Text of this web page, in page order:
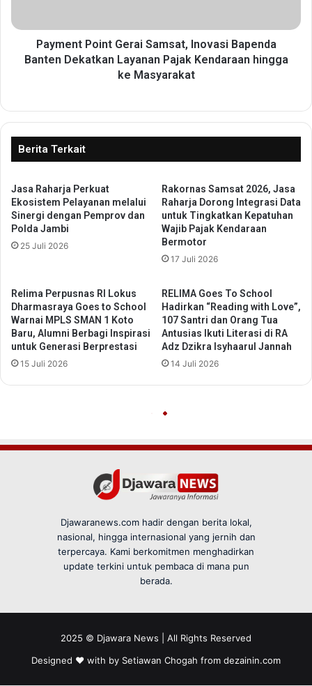
Djawaranews.com hadir dengan berita lokal,
nasional, hingga internasional yang jernih dan
terpercaya. Kami berkomitmen menghadirkan
update terkini untuk pembaca di mana pun
berada.
2025 © Djawara News | All Rights Reserved
Designed ❤️ with by Setiawan Chogah from dezainin.com